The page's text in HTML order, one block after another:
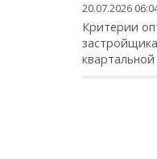
20.07.2026
Критерии